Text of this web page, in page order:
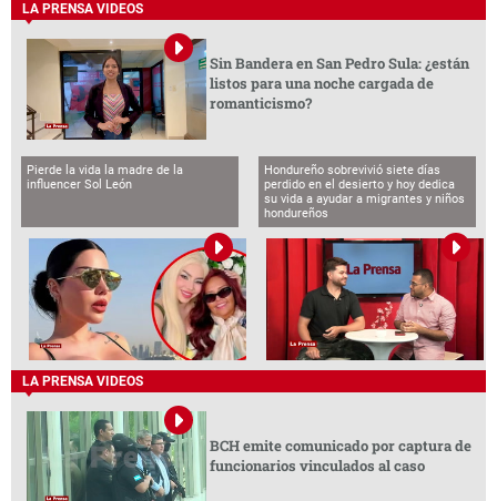
LA PRENSA VIDEOS
Sin Bandera en San Pedro Sula: ¿están
listos para una noche cargada de
romanticismo?
Pierde la vida la madre de la
influencer Sol León
Hondureño sobrevivió siete días
perdido en el desierto y hoy dedica
su vida a ayudar a migrantes y niños
hondureños
LA PRENSA VIDEOS
BCH emite comunicado por captura de
funcionarios vinculados al caso